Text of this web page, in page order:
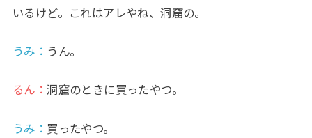
いるけど。これはアレやね、洞窟の。
うみ ： うん。
るん：洞窟のときに買ったやつ。
うみ ： 買ったやつ。